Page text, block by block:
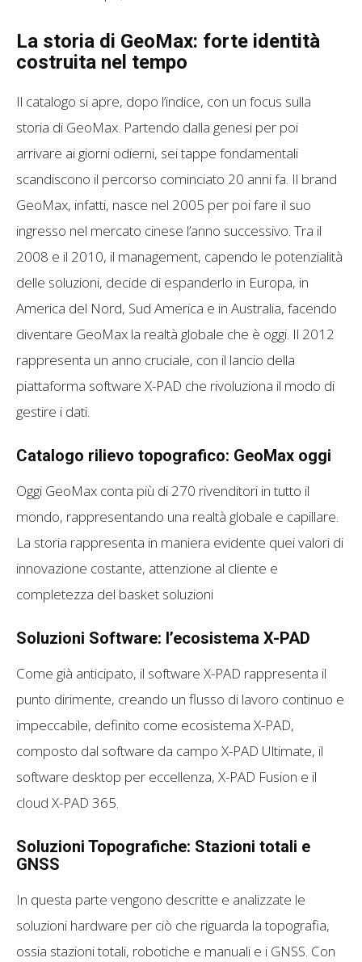
La storia di GeoMax: forte identità
costruita nel tempo
Il catalogo si apre, dopo l’indice, con un focus sulla
storia di GeoMax. Partendo dalla genesi per poi
arrivare ai giorni odierni, sei tappe fondamentali
scandiscono il percorso cominciato 20 anni fa. Il brand
GeoMax, infatti, nasce nel 2005 per poi fare il suo
ingresso nel mercato cinese l’anno successivo. Tra il
2008 e il 2010, il management, capendo le potenzialità
delle soluzioni, decide di espanderlo in Europa, in
America del Nord, Sud America e in Australia, facendo
diventare GeoMax la realtà globale che è oggi. Il 2012
rappresenta un anno cruciale, con il lancio della
piattaforma software X-PAD che rivoluziona il modo di
gestire i dati.
Catalogo rilievo topografico: GeoMax oggi
Oggi GeoMax conta più di 270 rivenditori in tutto il
mondo, rappresentando una realtà globale e capillare.
La storia rappresenta in maniera evidente quei valori di
innovazione costante, attenzione al cliente e
completezza del basket soluzioni
Soluzioni Software: l’ecosistema X-PAD
Come già anticipato, il software X-PAD rappresenta il
punto dirimente, creando un flusso di lavoro continuo e
impeccabile, definito come ecosistema X-PAD,
composto dal software da campo X-PAD Ultimate, il
software desktop per eccellenza, X-PAD Fusion e il
cloud X-PAD 365.
Soluzioni Topografiche: Stazioni totali e
GNSS
In questa parte vengono descritte e analizzate le
soluzioni hardware per ciò che riguarda la topografia,
ossia stazioni totali, robotiche e manuali e i GNSS. Con